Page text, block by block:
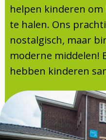
Centrum Jeugd
Schoollogopedie
Schooltijden
Absentie
Vakanties
Aanmelden
Schoolgids
Gezonde school
Kinderopvang
Klachtenregeling
helpen kinderen
te halen. Ons
nostalgisch, maar
moderne middelen!
hebben kinderen